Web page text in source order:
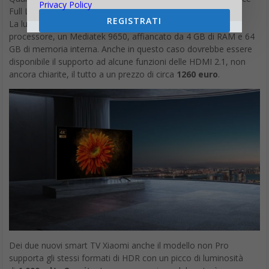
La luminosità di picco scende a 1000 Nit e cambia anche il
processore, un Mediatek 9650, affiancato da 4 GB di RAM e 64
GB di memoria interna. Anche in questo caso dovrebbe essere
disponibile il supporto ad alcune funzioni delle HDMI 2.1, non
ancora chiarite, il tutto a un prezzo di circa1260 euro.
Dei due nuovi smart TV Xiaomi anche il modello non Pro
supporta gli stessi formati di HDR con un picco di luminosità
di1.000 cd/m2 – nits. La compensazione del moto è sempre